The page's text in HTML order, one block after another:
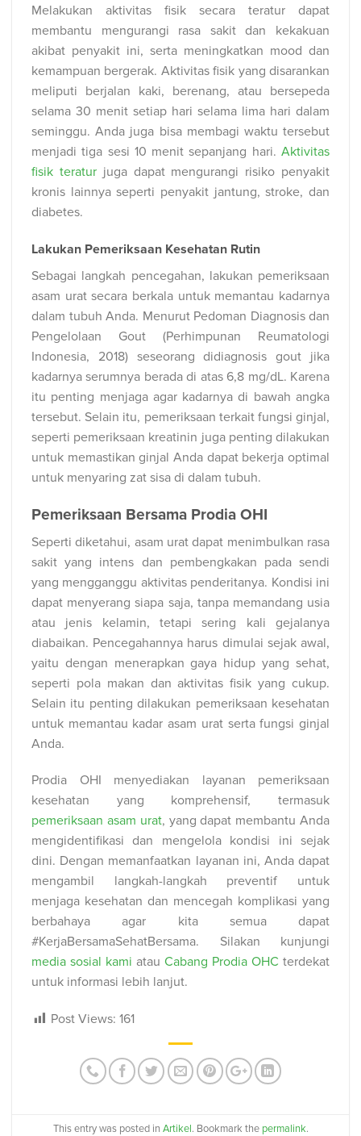
Melakukan aktivitas fisik secara teratur dapat
membantu mengurangi rasa sakit dan kekakuan
akibat penyakit ini, serta meningkatkan mood dan
kemampuan bergerak. Aktivitas fisik yang disarankan
meliputi berjalan kaki, berenang, atau bersepeda
selama 30 menit setiap hari selama lima hari dalam
seminggu. Anda juga bisa membagi waktu tersebut
menjadi tiga sesi 10 menit sepanjang hari. Aktivitas
fisik teraturjuga dapat mengurangi risiko penyakit
kronis lainnya seperti penyakit jantung, stroke, dan
diabetes.
Lakukan Pemeriksaan Kesehatan Rutin
Sebagai langkah pencegahan, lakukan pemeriksaan
asam urat secara berkala untuk memantau kadarnya
dalam tubuh Anda. Menurut Pedoman Diagnosis dan
Pengelolaan Gout (Perhimpunan Reumatologi
Indonesia, 2018) seseorang didiagnosis gout jika
kadarnya serumnya berada di atas 6,8 mg/dL. Karena
itu penting menjaga agar kadarnya di bawah angka
tersebut. Selain itu, pemeriksaan terkait fungsi ginjal,
seperti pemeriksaan kreatinin juga penting dilakukan
untuk memastikan ginjal Anda dapat bekerja optimal
untuk menyaring zat sisa di dalam tubuh.
Pemeriksaan Bersama Prodia OHI
Seperti diketahui, asam urat dapat menimbulkan rasa
sakit yang intens dan pembengkakan pada sendi
yang mengganggu aktivitas penderitanya. Kondisi ini
dapat menyerang siapa saja, tanpa memandang usia
atau jenis kelamin, tetapi sering kali gejalanya
diabaikan. Pencegahannya harus dimulai sejak awal,
yaitu dengan menerapkan gaya hidup yang sehat,
seperti pola makan dan aktivitas fisik yang cukup.
Selain itu penting dilakukan pemeriksaan kesehatan
untuk memantau kadar asam urat serta fungsi ginjal
Anda.
Prodia OHI menyediakan layanan pemeriksaan
kesehatan yang komprehensif, termasuk
pemeriksaan asam urat, yang dapat membantu Anda
mengidentifikasi dan mengelola kondisi ini sejak
dini. Dengan memanfaatkan layanan ini, Anda dapat
mengambil langkah-langkah preventif untuk
menjaga kesehatan dan mencegah komplikasi yang
berbahaya agar kita semua dapat
#KerjaBersamaSehatBersama. Silakan kunjungi
media sosial kami atau Cabang Prodia OHC terdekat
untuk informasi lebih lanjut.
Post Views: 161
This entry was posted in Artikel. Bookmark the permalink.